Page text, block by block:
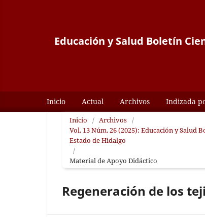
Educación y Salud Boletín
Inicio Actual Archivos Indizada
Inicio / Archivos /
Vol. 13 Núm. 26 (2025): Educación y
Estado de Hidalgo
/
Material de Apoyo Didáctico
Regeneración de los